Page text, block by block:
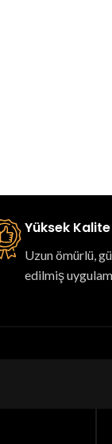
Yüksek
Uzun ömürlü,
edilmiş